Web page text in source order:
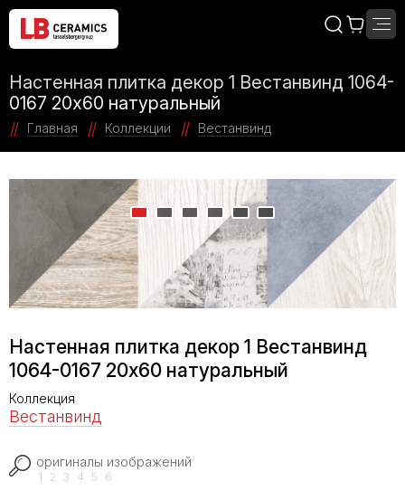
Настенная плитка декор 1 Вестанвинд 1064-
0167 20х60 натуральный
Главная Коллекции Вестанвинд
Настенная плитка декор 1 Вестанвинд
1064-0167 20х60 натуральный
Коллекция
Вестанвинд
оригиналы изображений
1 2 3 4 5 6